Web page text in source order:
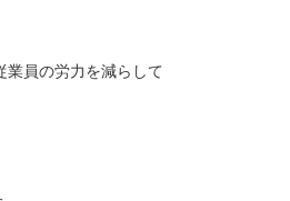
業員の労力を減らして